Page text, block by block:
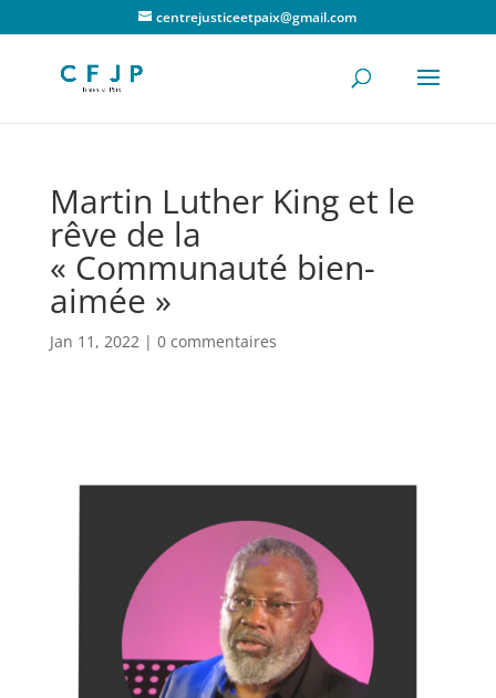
centrejusticeetpaix@gmail.com
Martin Luther King et le
rêve de la
« Communauté bien-
aimée »
Jan 11, 2022| 0 commentaires